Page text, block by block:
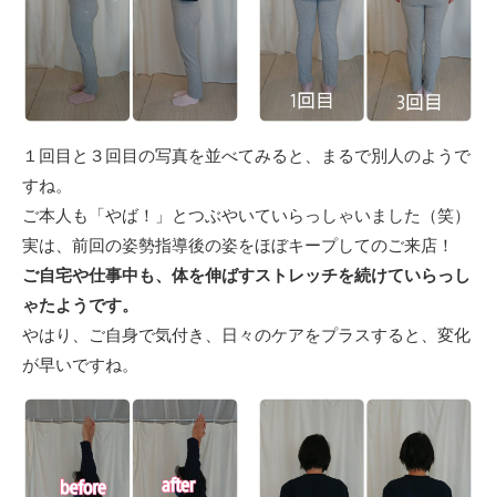
１回目と３回目の写真を並べてみると、まるで別人のようで
すね。
ご本人も「やば！」とつぶやいていらっしゃいました（笑）
実は、前回の姿勢指導後の姿をほぼキープしてのご来店！
ご自宅や仕事中も、体を伸ばすストレッチを続けていらっし
ゃたようです。
やはり、ご自身で気付き、日々のケアをプラスすると、変化
が早いですね。